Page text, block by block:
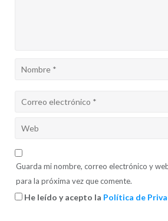
Guarda mi nombre, correo electrónico y
para la próxima vez que comente.
He leído y acepto la Política de